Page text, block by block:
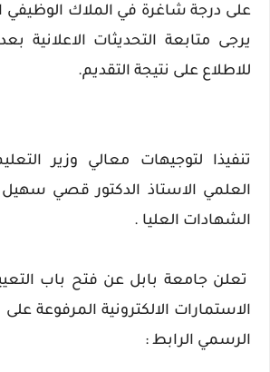
على درجة شاغرة في الملاك الوظيفي
يرجى متابعة التحديثات الاعلانية
للاطلاع على نتيجة التقديم.
تنفيذا لتوجيهات معالي وزير
العلمي الاستاذ الدكتور قصي
الشهادات العليا .
تعلن جامعة بابل عن فتح باب
الاستمارات الالكترونية المرفوعة
الرسمي الرابط :